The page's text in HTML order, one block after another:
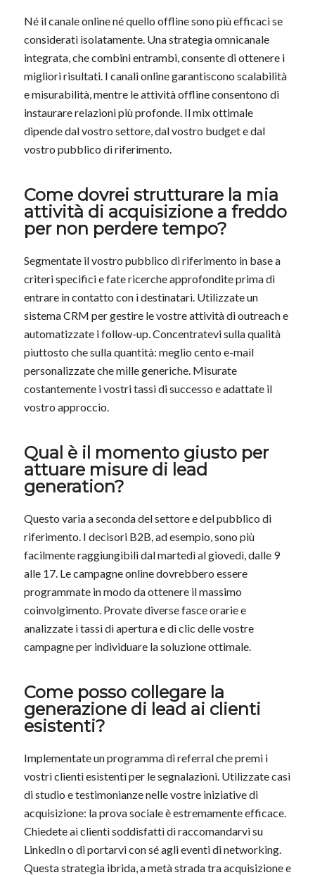
Né il canale online né quello offline sono più efficaci se
considerati isolatamente. Una strategia omnicanale
integrata, che combini entrambi, consente di ottenere i
migliori risultati. I canali online garantiscono scalabilità
e misurabilità, mentre le attività offline consentono di
instaurare relazioni più profonde. Il mix ottimale
dipende dal vostro settore, dal vostro budget e dal
vostro pubblico di riferimento.
Come dovrei strutturare la mia
attività di acquisizione a freddo
per non perdere tempo?
Segmentate il vostro pubblico di riferimento in base a
criteri specifici e fate ricerche approfondite prima di
entrare in contatto con i destinatari. Utilizzate un
sistema CRM per gestire le vostre attività di outreach e
automatizzate i follow-up. Concentratevi sulla qualità
piuttosto che sulla quantità: meglio cento e-mail
personalizzate che mille generiche. Misurate
costantemente i vostri tassi di successo e adattate il
vostro approccio.
Qual è il momento giusto per
attuare misure di lead
generation?
Questo varia a seconda del settore e del pubblico di
riferimento. I decisori B2B, ad esempio, sono più
facilmente raggiungibili dal martedì al giovedì, dalle 9
alle 17. Le campagne online dovrebbero essere
programmate in modo da ottenere il massimo
coinvolgimento. Provate diverse fasce orarie e
analizzate i tassi di apertura e di clic delle vostre
campagne per individuare la soluzione ottimale.
Come posso collegare la
generazione di lead ai clienti
esistenti?
Implementate un programma di referral che premi i
vostri clienti esistenti per le segnalazioni. Utilizzate casi
di studio e testimonianze nelle vostre iniziative di
acquisizione: la prova sociale è estremamente efficace.
Chiedete ai clienti soddisfatti di raccomandarvi su
LinkedIn o di portarvi con sé agli eventi di networking.
Questa strategia ibrida, a metà strada tra acquisizione e